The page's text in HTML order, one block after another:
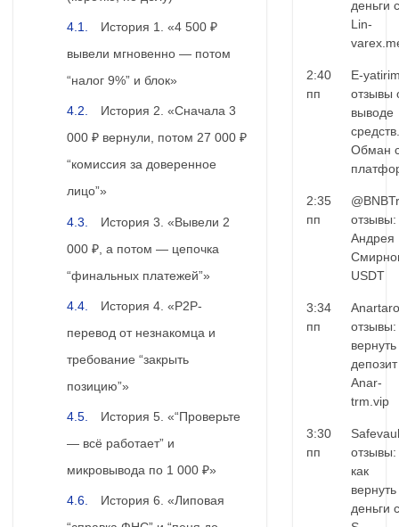
История 1. «4 500 ₽
вывели мгновенно — потом
“налог 9%” и блок»
История 2. «Сначала 3
000 ₽ вернули, потом 27 000 ₽
“комиссия за доверенное
лицо”»
История 3. «Вывели 2
000 ₽, а потом — цепочка
“финальных платежей”»
История 4. «P2P-
перевод от незнакомца и
требование “закрыть
позицию”»
История 5. «“Проверьте
— всё работает” и
микровывода по 1 000 ₽»
История 6. «Липовая
деньги с
Lin-
2:40
пп
E-
отзывы
выводе
средств.
Обман
2:35
пп
Андрея
USDT
3:34
пп
отзывы:
вернуть
Anar-
trm.vip
3:30
пп
отзывы:
как
вернуть
деньги с